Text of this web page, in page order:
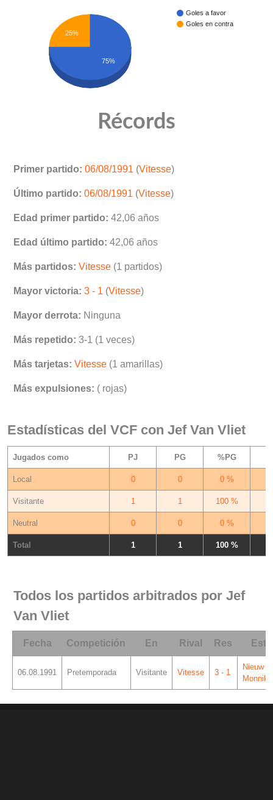
Goles a favor
Goles en contra
25%
75%
Récords
Primer partido: 06/08/1991 (Vitesse)
Último partido: 06/08/1991 (Vitesse)
Edad primer partido: 42,06 años
Edad último partido: 42,06 años
Más partidos: Vitesse (1 partidos)
Mayor victoria: 3 - 1 (Vitesse)
Mayor derrota: Ninguna
Más repetido: 3-1 (1 veces)
Más tarjetas: Vitesse (1 amarillas)
Más expulsiones: ( rojas)
Estadísticas del VCF con Jef Van Vliet
Jugados como PJ PG %PG
Local 0 0 0 %
Visitante 1 1 100 %
Neutral 0 0 0 %
Total 1 1 100 %
Todos los partidos arbitrados por Jef
Van Vliet
Fecha Competición En Rival Res
06.08.1991 Pretemporada Visitante Vitesse 3 - 1
Nieuw